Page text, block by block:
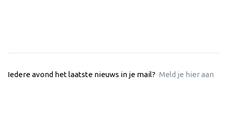
Iedere avond het laatste nieuws in je mail? Meld je hier aan